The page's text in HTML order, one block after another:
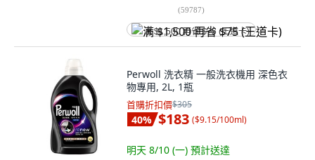
(59787)
满 $1,500 再省 $75 (王道卡)
Perwoll 洗衣精 一般洗衣機用 深色衣
物專用, 2L, 1瓶
首購折扣價$305
40% $183 ($9.15/100ml)
明天 8/10 (一) 預計送達